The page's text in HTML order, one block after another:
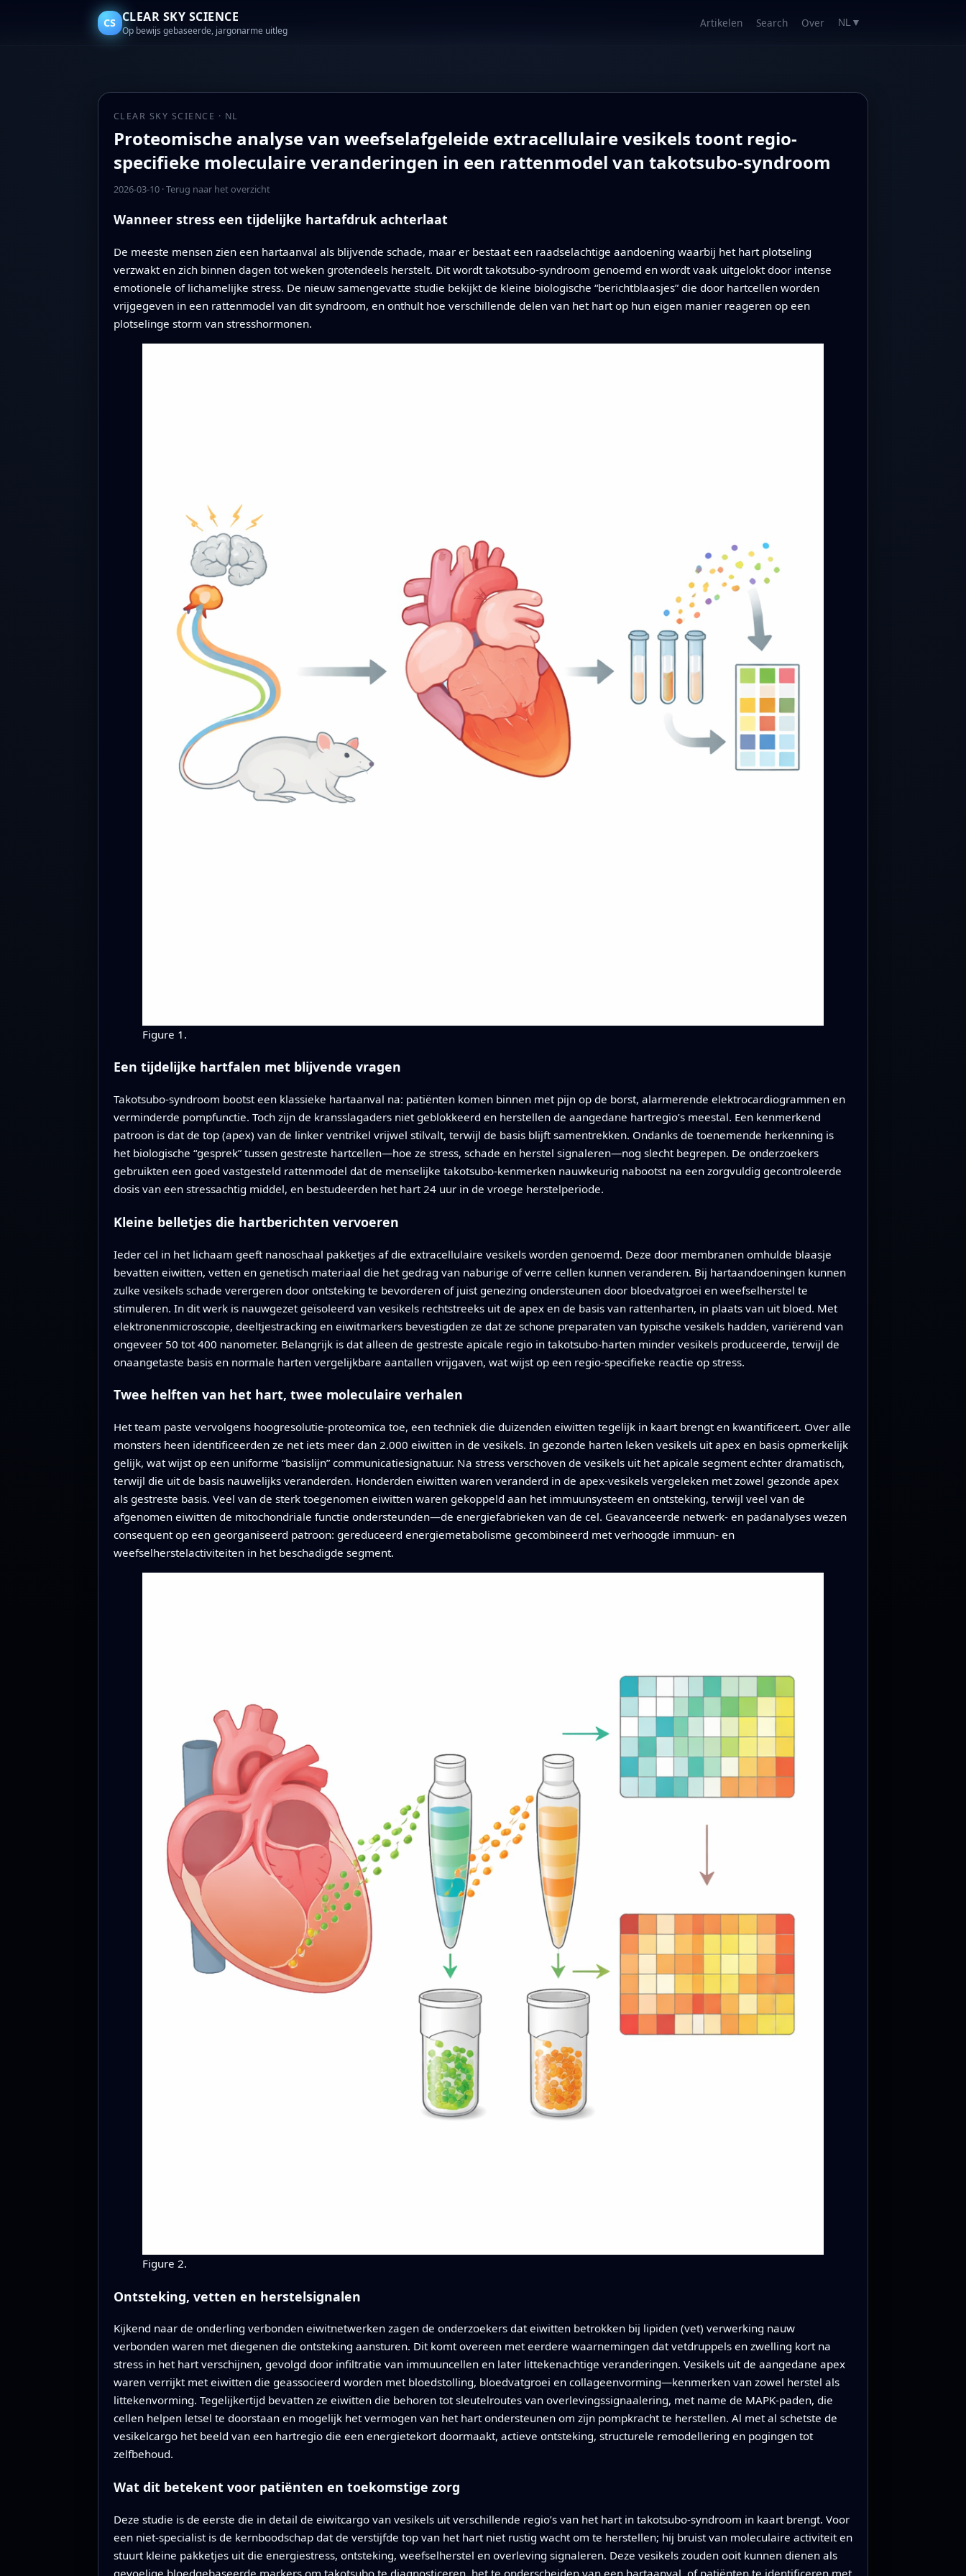
CS CLEAR SKY SCIENCE
Op bewijs gebaseerde, jargonarme uitleg
Artikelen Search Over NL ▼
CLEAR SKY SCIENCE · NL
Proteomische analyse van weefselafgeleide extracellulaire vesikels toont regio-
specifieke moleculaire veranderingen in een rattenmodel van takotsubo-syndroom
2026-03-10·Terug naar het overzicht
Wanneer stress een tijdelijke hartafdruk achterlaat
De meeste mensen zien een hartaanval als blijvende schade, maar er bestaat een raadselachtige aandoening waarbij het hart plotseling
verzwakt en zich binnen dagen tot weken grotendeels herstelt. Dit wordt takotsubo-syndroom genoemd en wordt vaak uitgelokt door intense
emotionele of lichamelijke stress. De nieuw samengevatte studie bekijkt de kleine biologische “berichtblaasjes” die door hartcellen worden
vrijgegeven in een rattenmodel van dit syndroom, en onthult hoe verschillende delen van het hart op hun eigen manier reageren op een
plotselinge storm van stresshormonen.
Figure 1.
Een tijdelijke hartfalen met blijvende vragen
Takotsubo-syndroom bootst een klassieke hartaanval na: patiënten komen binnen met pijn op de borst, alarmerende elektrocardiogrammen en
verminderde pompfunctie. Toch zijn de kransslagaders niet geblokkeerd en herstellen de aangedane hartregio’s meestal. Een kenmerkend
patroon is dat de top (apex) van de linker ventrikel vrijwel stilvalt, terwijl de basis blijft samentrekken. Ondanks de toenemende herkenning is
het biologische “gesprek” tussen gestreste hartcellen—hoe ze stress, schade en herstel signaleren—nog slecht begrepen. De onderzoekers
gebruikten een goed vastgesteld rattenmodel dat de menselijke takotsubo-kenmerken nauwkeurig nabootst na een zorgvuldig gecontroleerde
dosis van een stressachtig middel, en bestudeerden het hart 24 uur in de vroege herstelperiode.
Kleine belletjes die hartberichten vervoeren
Ieder cel in het lichaam geeft nanoschaal pakketjes af die extracellulaire vesikels worden genoemd. Deze door membranen omhulde blaasje
bevatten eiwitten, vetten en genetisch materiaal die het gedrag van naburige of verre cellen kunnen veranderen. Bij hartaandoeningen kunnen
zulke vesikels schade verergeren door ontsteking te bevorderen of juist genezing ondersteunen door bloedvatgroei en weefselherstel te
stimuleren. In dit werk is nauwgezet geïsoleerd van vesikels rechtstreeks uit de apex en de basis van rattenharten, in plaats van uit bloed. Met
elektronenmicroscopie, deeltjestracking en eiwitmarkers bevestigden ze dat ze schone preparaten van typische vesikels hadden, variërend van
ongeveer 50 tot 400 nanometer. Belangrijk is dat alleen de gestreste apicale regio in takotsubo-harten minder vesikels produceerde, terwijl de
onaangetaste basis en normale harten vergelijkbare aantallen vrijgaven, wat wijst op een regio-specifieke reactie op stress.
Twee helften van het hart, twee moleculaire verhalen
Het team paste vervolgens hoogresolutie-proteomica toe, een techniek die duizenden eiwitten tegelijk in kaart brengt en kwantificeert. Over alle
monsters heen identificeerden ze net iets meer dan 2.000 eiwitten in de vesikels. In gezonde harten leken vesikels uit apex en basis opmerkelijk
gelijk, wat wijst op een uniforme “basislijn” communicatiesignatuur. Na stress verschoven de vesikels uit het apicale segment echter dramatisch,
terwijl die uit de basis nauwelijks veranderden. Honderden eiwitten waren veranderd in de apex-vesikels vergeleken met zowel gezonde apex
als gestreste basis. Veel van de sterk toegenomen eiwitten waren gekoppeld aan het immuunsysteem en ontsteking, terwijl veel van de
afgenomen eiwitten de mitochondriale functie ondersteunden—de energiefabrieken van de cel. Geavanceerde netwerk- en padanalyses wezen
consequent op een georganiseerd patroon: gereduceerd energiemetabolisme gecombineerd met verhoogde immuun- en
weefselherstelactiviteiten in het beschadigde segment.
Figure 2.
Ontsteking, vetten en herstelsignalen
Kijkend naar de onderling verbonden eiwitnetwerken zagen de onderzoekers dat eiwitten betrokken bij lipiden (vet) verwerking nauw
verbonden waren met diegenen die ontsteking aansturen. Dit komt overeen met eerdere waarnemingen dat vetdruppels en zwelling kort na
stress in het hart verschijnen, gevolgd door infiltratie van immuuncellen en later littekenachtige veranderingen. Vesikels uit de aangedane apex
waren verrijkt met eiwitten die geassocieerd worden met bloedstolling, bloedvatgroei en collageenvorming—kenmerken van zowel herstel als
littekenvorming. Tegelijkertijd bevatten ze eiwitten die behoren tot sleutelroutes van overlevingssignaalering, met name de MAPK-paden, die
cellen helpen letsel te doorstaan en mogelijk het vermogen van het hart ondersteunen om zijn pompkracht te herstellen. Al met al schetste de
vesikelcargo het beeld van een hartregio die een energietekort doormaakt, actieve ontsteking, structurele remodellering en pogingen tot
zelfbehoud.
Wat dit betekent voor patiënten en toekomstige zorg
Deze studie is de eerste die in detail de eiwitcargo van vesikels uit verschillende regio’s van het hart in takotsubo-syndroom in kaart brengt. Voor
een niet-specialist is de kernboodschap dat de verstijfde top van het hart niet rustig wacht om te herstellen; hij bruist van moleculaire activiteit en
stuurt kleine pakketjes uit die energiestress, ontsteking, weefselherstel en overleving signaleren. Deze vesikels zouden ooit kunnen dienen als
gevoelige bloedgebaseerde markers om takotsubo te diagnosticeren, het te onderscheiden van een hartaanval, of patiënten te identificeren met